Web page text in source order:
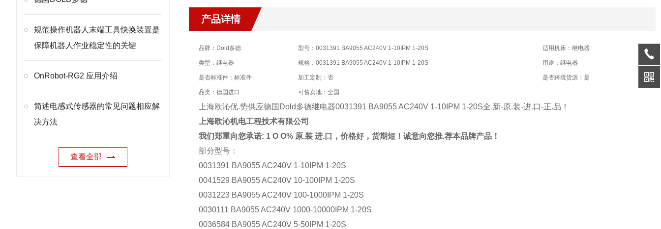
规范操作机器人末端工具快换装置是
保障机器人作业稳定性的关键
OnRobot-RG2 应用介绍
简述电感式传感器的常见问题相应解
决方法
查看全部
产品详情
品牌：Dold多德 型号：0031391 BA9055 AC240V 1-10IPM 1-20S 适用机床：继电器
类型：继电器 规格：0031391 BA9055 AC240V 1-10IPM 1-20S 用途：继电器
是否标准件：标准件 加工定制：否 是否跨境货源：是
品类：德国进口 可售卖地：全国
上海欧沁优.势供应德国Dold多德继电器0031391 BA9055 AC240V 1-10IPM 1-20S全.新-原.装-进.口-正.品！
上海欧沁机电工程技术有限公司
我们郑重向您承诺: 1 O O% 原.装 进.口，价格好，货期短！诚意向您推.荐本品牌产品！
部分型号：
0031391 BA9055 AC240V 1-10IPM 1-20S
0041529 BA9055 AC240V 10-100IPM 1-20S
0031223 BA9055 AC240V 100-1000IPM 1-20S
0030111 BA9055 AC240V 1000-10000IPM 1-20S
0036584 BA9055 AC240V 5-50IPM 1-20S